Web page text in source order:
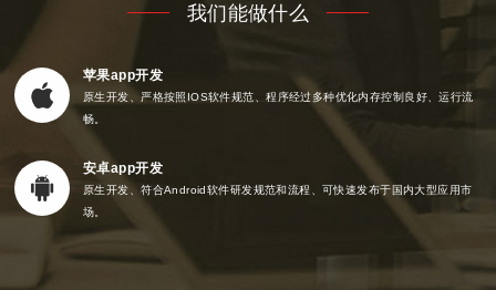
我们能做什么
苹果app开发
原生开发、严格按照IOS软件规范、程序经过多种优化内存控制良好、运行流
畅。
安卓app开发
原生开发、符合Android软件研发规范和流程、可快速发布于国内大型应用市
场。